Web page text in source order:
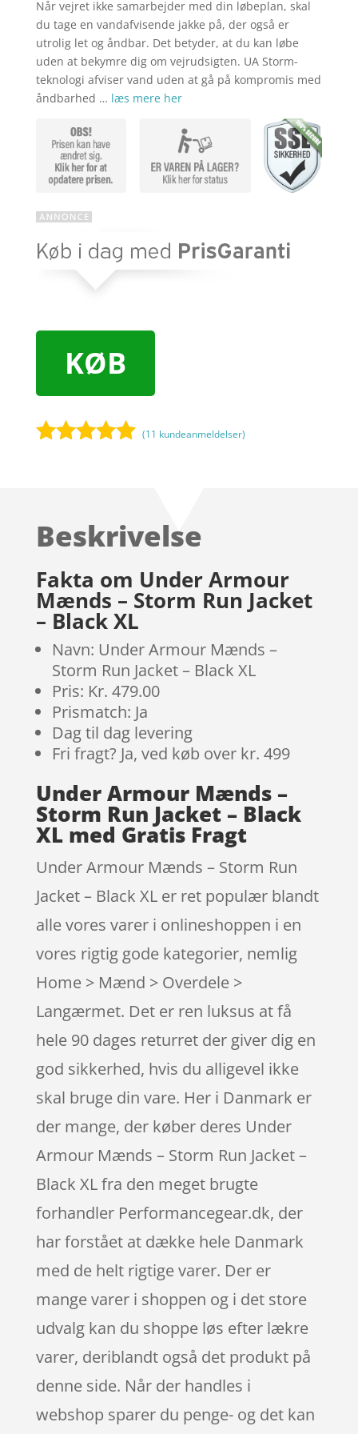
er:
kr.
Når vejret ikke samarbejder med din løbeplan, skal
du tage en vandafvisende jakke på, der også er
utrolig let og åndbar. Det betyder, at du kan løbe
uden at bekymre dig om vejrudsigten. UA Storm-
teknologi afviser vand uden at gå på kompromis med
åndbarhed … læs mere her
KØB
kundebedø
(11 kundeanmeldelser)
Beskrivelse
Fakta om Under Armour
Mænds – Storm Run Jacket
– Black XL
Navn: Under Armour Mænds –
Storm Run Jacket – Black XL
Pris: Kr. 479.00
Prismatch: Ja
Dag til dag levering
Fri fragt? Ja, ved køb over kr. 499
Under Armour Mænds –
Storm Run Jacket – Black
XL med Gratis Fragt
Under Armour Mænds – Storm Run
Jacket – Black XL er ret populær blandt
alle vores varer i onlineshoppen i en
vores rigtig gode kategorier, nemlig
Home > Mænd > Overdele >
Langærmet. Det er ren luksus at få
hele 90 dages returret der giver dig en
god sikkerhed, hvis du alligevel ikke
skal bruge din vare. Her i Danmark er
der mange, der køber deres Under
Armour Mænds – Storm Run Jacket –
Black XL fra den meget brugte
forhandler Performancegear.dk, der
har forstået at dække hele Danmark
med de helt rigtige varer. Der er
mange varer i shoppen og i det store
udvalg kan du shoppe løs efter lækre
varer, deriblandt også det produkt på
denne side. Når der handles i
webshop sparer du penge- og det kan